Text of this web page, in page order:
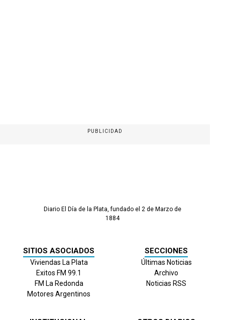
PUBLICIDAD
Diario El Día de la Plata, fundado el 2 de Marzo de
1884
SITIOS ASOCIADOS
Viviendas La Plata
Exitos FM 99.1
FM La Redonda
Motores Argentinos
SECCIONES
Últimas Noticias
Archivo
Noticias RSS